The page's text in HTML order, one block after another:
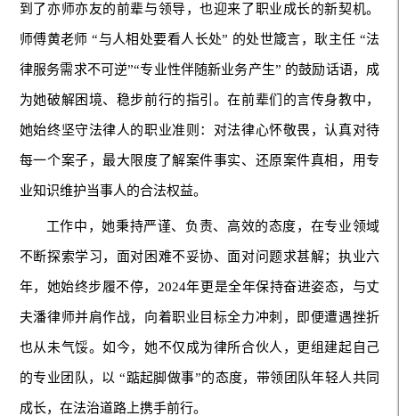
到了亦师亦友的前辈与领导，也迎来了职业成长的新契机。
师傅黄老师 “与人相处要看人长处” 的处世箴言，耿主任 “法
律服务需求不可逆”“专业性伴随新业务产生” 的鼓励话语，成
为她破解困境、稳步前行的指引。在前辈们的言传身教中，
她始终坚守法律人的职业准则：对法律心怀敬畏，认真对待
每一个案子，最大限度了解案件事实、还原案件真相，用专
业知识维护当事人的合法权益。
工作中，她秉持严谨、负责、高效的态度，在专业领域
不断探索学习，面对困难不妥协、面对问题求甚解；执业六
年，她始终步履不停，2024年更是全年保持奋进姿态，与丈
夫潘律师并肩作战，向着职业目标全力冲刺，即便遭遇挫折
也从未气馁。如今，她不仅成为律所合伙人，更组建起自己
的专业团队，以 “踮起脚做事”的态度，带领团队年轻人共同
成长，在法治道路上携手前行。